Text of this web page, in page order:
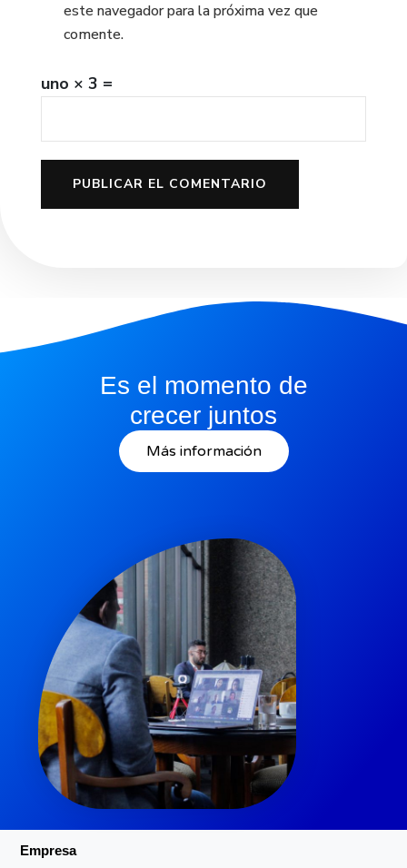
este navegador para la próxima vez que
comente.
uno × 3 =
Es el momento de
crecer juntos
Más información
Empresa